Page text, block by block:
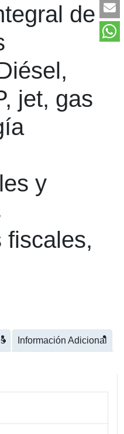
de
jet, gas
y
fiscales,
Información Adicional